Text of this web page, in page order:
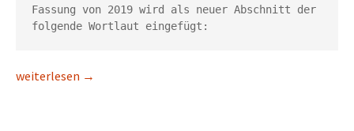
Fassung von 2019 wird als neuer Abschnitt der
folgende Wortlaut eingefügt:
Im Wortlaut: Der #Bestandsschutzfüralle
weiterlesen →